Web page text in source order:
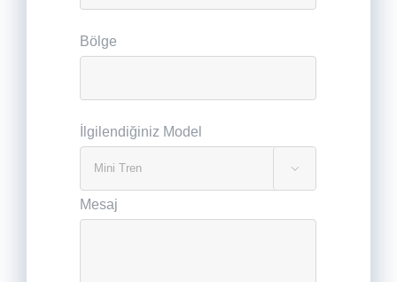
Bölge
İlgilendiğiniz Model

Mesaj